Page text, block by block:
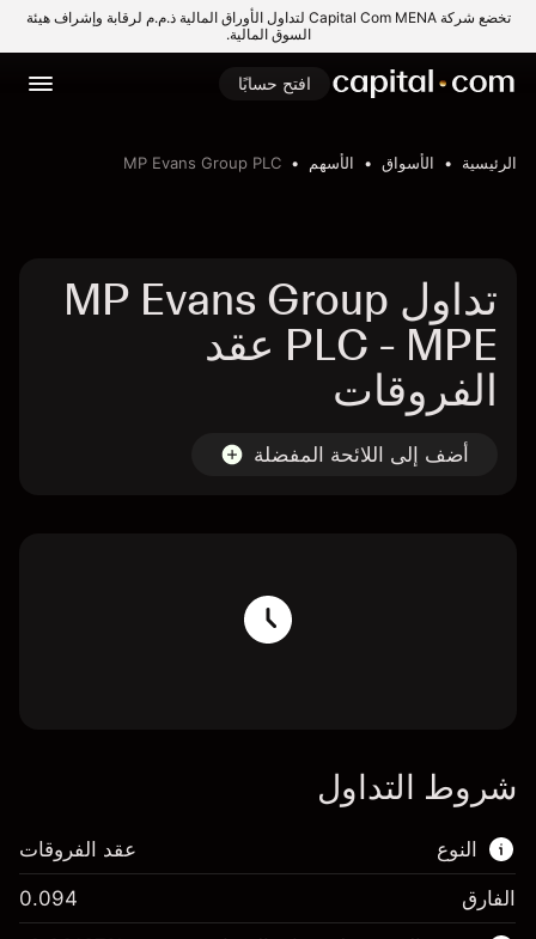
تخضع شركة Capital Com MENA لتداول الأوراق المالية ذ.م.م لرقابة وإشراف هيئة
السوق المالية.
افتح حسابًا
الرئيسية الأسواق الأسهم MP Evans Group PLC
تداول MP Evans Group
PLC - MPE عقد
الفروقات
أضف إلى اللائحة المفضلة
شروط التداول
النوع
هذا السوق المالي متاح للتداول من خلال عقود
عقد الفروقات
الفارق 0.094